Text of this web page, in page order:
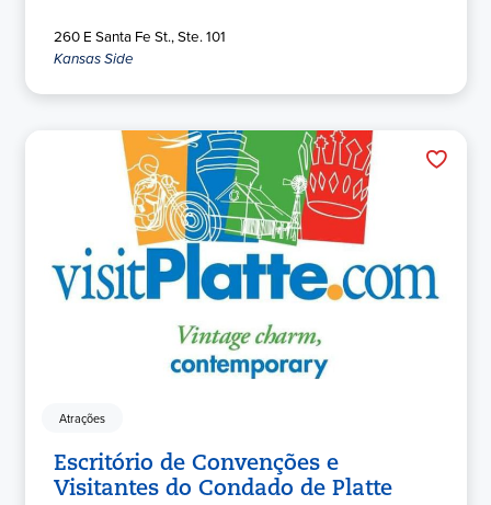
260 E Santa Fe St., Ste. 101
Kansas Side
Atrações
Escritório de Convenções e
Visitantes do Condado de Platte